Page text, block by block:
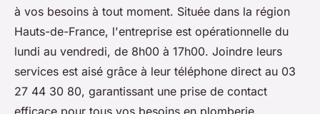
à vos besoins à tout moment. Située dans la région
Hauts-de-France, l'entreprise est opérationnelle du
lundi au vendredi, de 8h00 à 17h00. Joindre leurs
services est aisé grâce à leur téléphone direct au 03
27 44 30 80, garantissant une prise de contact